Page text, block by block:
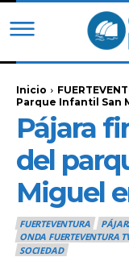
Inicio
Parque Infantil San
Pájara
del
Miguel
FUERTEVENTURA
ONDA FUERTEVENTURA
SOCIEDAD